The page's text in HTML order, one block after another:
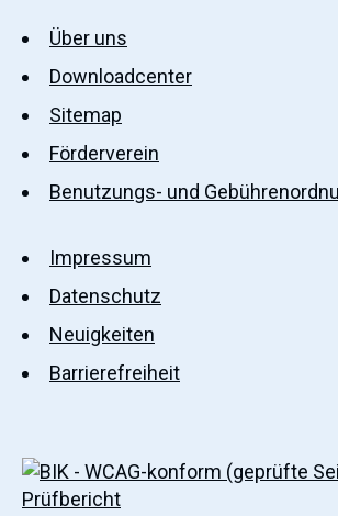
Über uns
Downloadcenter
Sitemap
Förderverein
Benutzungs- und
Impressum
Datenschutz
Neuigkeiten
Barrierefreiheit